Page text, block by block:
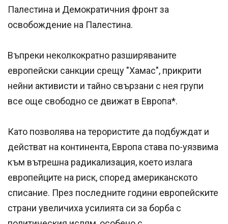
Палестина и Демократичния фронт за
освобождение на Палестина.
Въпреки неколкократно разширяваните
европейски санкции срещу "Хамас", прикрити
нейни активисти и тайно свързани с нея групи
все още свободно се движат в Европа*.
Като позволява на терористите да подбуждат и
действат на континента, Европа става по-уязвима
към вътрешна радикализация, което излага
европейците на риск, според американското
списание. През последните години европейските
страни увеличиха усилията си за борба с